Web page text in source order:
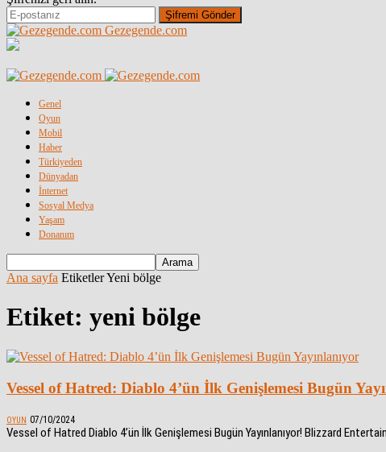
Gezegende.com
Genel
Oyun
Mobil
Haber
Türkiyeden
Dünyadan
İnternet
Sosyal Medya
Yaşam
Donanım
Ana sayfa EtiketlerYeni bölge
Etiket: yeni bölge
Vessel of Hatred: Diablo 4’ün İlk Genişlemesi Bugün
OYUN 07/10/2024
Vessel of Hatred Diablo 4’ün İlk Genişlemesi Bugün Yayınlanıyor! Blizzard